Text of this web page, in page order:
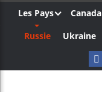
Les Pays Canada
Russie
Ukraine